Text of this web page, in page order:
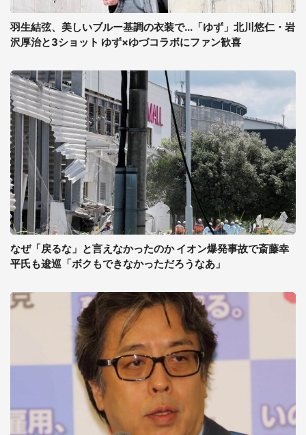
羽生結弦、美しいブルー基調の衣装で...「ゆず」北川悠仁・岩
沢厚治と3ショット ゆず×ゆづコラボにファン歓喜
なぜ「戻るな」と言えなかったのか イオン爆発事故で斎藤幸
平氏も逡巡「ボクもできなかっただろうなあ」